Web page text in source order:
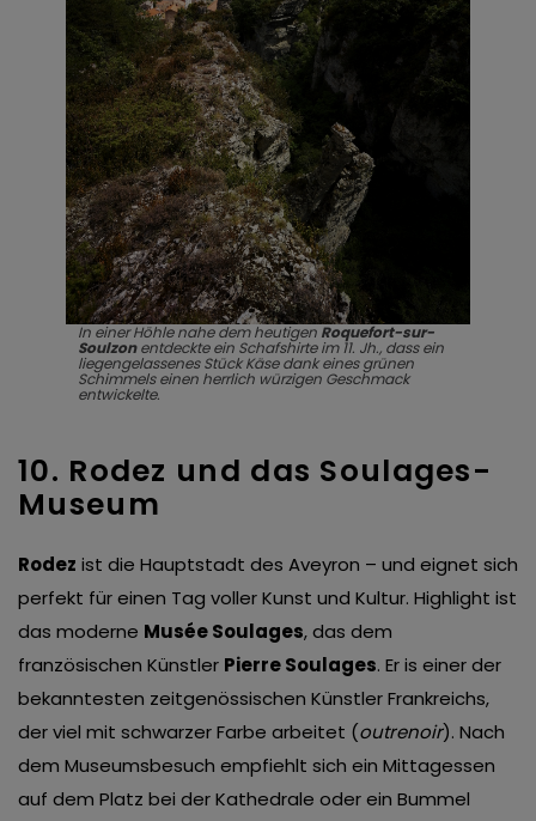
In einer Höhle nahe dem heutigen Roquefort-sur-
Soulzonentdeckte ein Schafshirte im 11. Jh., dass ein
liegengelassenes Stück Käse dank eines grünen
Schimmels einen herrlich würzigen Geschmack
entwickelte.
10. Rodez und das Soulages-
Museum
Rodez ist die Hauptstadt des Aveyron – und eignet sich
perfekt für einen Tag voller Kunst und Kultur. Highlight ist
das moderne Musée Soulages, das dem
französischen Künstler Pierre Soulages. Er is einer der
bekanntesten zeitgenössischen Künstler Frankreichs,
der viel mit schwarzer Farbe arbeitet (outrenoir). Nach
dem Museumsbesuch empfiehlt sich ein Mittagessen
auf dem Platz bei der Kathedrale oder ein Bummel